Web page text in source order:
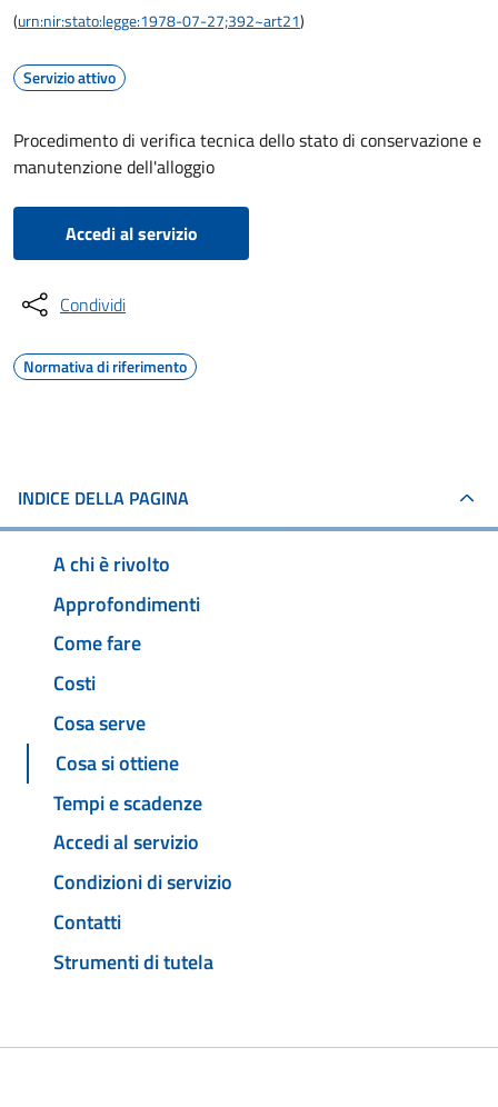
(urn:nir:stato:legge:1978-07-27;392~art21)
Servizio attivo
Procedimento di verifica tecnica dello stato di conservazione e
manutenzione dell'alloggio
Accedi al servizio
Condividi
Normativa di riferimento
INDICE DELLA PAGINA
A chi è rivolto
Approfondimenti
Come fare
Costi
Cosa serve
Cosa si ottiene
Tempi e scadenze
Accedi al servizio
Condizioni di servizio
Contatti
Strumenti di tutela